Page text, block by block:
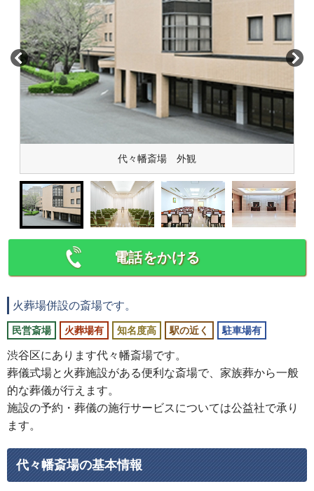
代々幡斎場 外観
電話をかける
火葬場併設の斎場です。
民営斎場 火葬場有 知名度高 駅の近く 駐車場有
渋谷区にあります代々幡斎場です。
葬儀式場と火葬施設がある便利な斎場で、家族葬から一般
的な葬儀が行えます。
施設の予約・葬儀の施行サービスについては公益社で承り
ます。
代々幡斎場の基本情報